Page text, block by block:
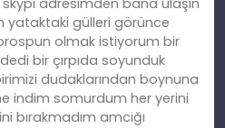
yataktaki gülleri görünce
olmak istiyorum bir
bir çırpıda soyunduk
dudaklarından boynuna
indim somurdum her yerini
bırakmadım amcığı